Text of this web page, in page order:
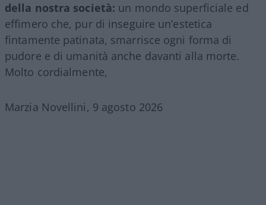
della nostra società: un mondo superficiale ed
effimero che, pur di inseguire un’estetica
fintamente patinata, smarrisce ogni forma di
pudore e di umanità anche davanti alla morte.
Molto cordialmente,
Marzia Novellini, 9 agosto 2026